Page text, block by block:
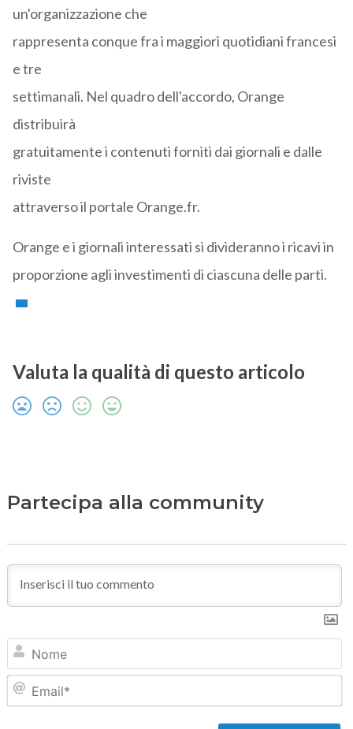
un'organizzazione che
rappresenta conque fra i maggiori quotidiani francesi
e tre
settimanali. Nel quadro dell'accordo, Orange
distribuirà
gratuitamente i contenuti forniti dai giornali e dalle
riviste
attraverso il portale Orange.fr.
Orange e i giornali interessati si divideranno i ricavi in
proporzione agli investimenti di ciascuna delle parti.
Valuta la qualità di questo articolo
Partecipa alla community